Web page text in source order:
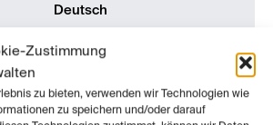
Zustimmung
zu bieten, verwenden wir Technologien wie
zu speichern und/oder darauf
Deutsch
90 CP